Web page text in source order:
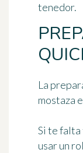
tenedor.
La
mostaza
Si te falta
usar un